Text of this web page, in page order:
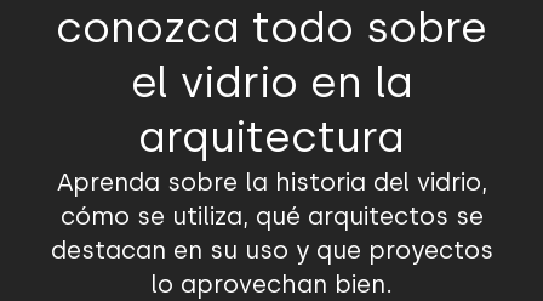
conozca todo sobre
el vidrio en la
arquitectura
Aprenda sobre la historia del vidrio,
cómo se utiliza, qué arquitectos se
destacan en su uso y que proyectos
lo aprovechan bien.